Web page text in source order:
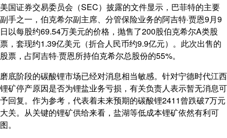
美国证券交易委员会（SEC）披露的文件显示，巴菲特的主要
副手之一，伯克希尔副主席、分管保险业务的阿吉特·贾恩9月9
日以每股约69.54万美元的价格，抛售了200股伯克希尔A类股
票，套现约1.39亿美元（折合人民币约9.9亿元）。此次出售的
股票，占阿吉特·贾恩所持伯克希尔总股份的55%。
磨底阶段的碳酸锂市场已经对消息相当敏感。针对宁德时代江西
锂矿停产原因是否为锂盐业务亏损，有关负责人表示暂无消息可
予回复。作为参考，代表着未来预期的碳酸锂2411曾跌破7万元
大关。从关键的锂矿供给来看，盐湖等低成本锂矿依然有利可
图。